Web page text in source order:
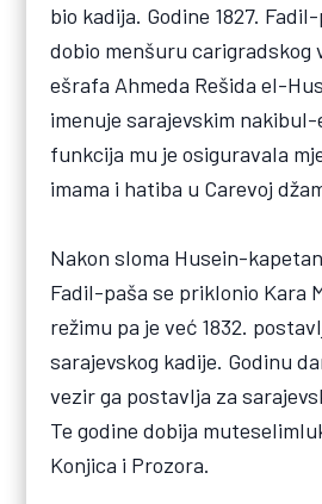
bio kadija. Godine 1827.
dobio menšuru carigradskog
ešrafa Ahmeda Rešida el-
imenuje sarajevskim nakibul-
funkcija mu je osiguravala
imama i hatiba u Carevoj
Nakon sloma Husein-
Fadil-paša se priklonio Kara
režimu pa je već 1832.
sarajevskog kadije. Godinu
vezir ga postavlja za
Te godine dobija
Konjica i Prozora.